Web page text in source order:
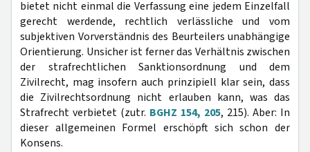
bietet nicht einmal die Verfassung eine jedem Einzelfall
gerecht werdende, rechtlich verlässliche und vom
subjektiven Vorverständnis des Beurteilers unabhängige
Orientierung. Unsicher ist ferner das Verhältnis zwischen
der strafrechtlichen Sanktionsordnung und dem
Zivilrecht, mag insofern auch prinzipiell klar sein, dass
die Zivilrechtsordnung nicht erlauben kann, was das
Strafrecht verbietet (zutr. BGHZ 154, 205, 215). Aber: In
dieser allgemeinen Formel erschöpft sich schon der
Konsens.